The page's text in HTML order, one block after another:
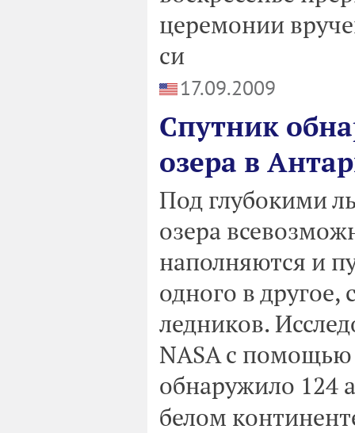
церемонии
си
17.09.2009
Спутник
озера в
Под глубокими
озера
наполняются и
одного в
ледников.
NASA с помощью
обнаружило 124
белом